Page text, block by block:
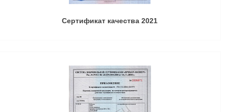
Сертификат качества 2021